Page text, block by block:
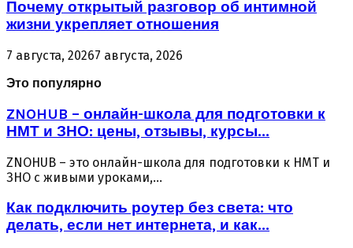
Почему открытый разговор об интимной
жизни укрепляет отношения
7 августа, 20267 августа, 2026
Это популярно
ZNOHUB – онлайн-школа для подготовки к
НМТ и ЗНО: цены, отзывы, курсы...
ZNOHUB – это онлайн-школа для подготовки к НМТ и
ЗНО с живыми уроками,...
Как подключить роутер без света: что
делать, если нет интернета, и как...